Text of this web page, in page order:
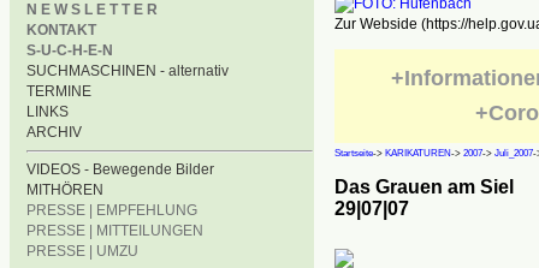
N E W S L E T T E R
KONTAKT
S-U-C-H-E-N
SUCHMASCHINEN - alternativ
TERMINE
LINKS
ARCHIV
VIDEOS - Bewegende Bilder
MITHÖREN
PRESSE | EMPFEHLUNG
PRESSE | MITTEILUNGEN
PRESSE | UMZU
Zur Webside (https://
Startseite-> KARIKATUREN-> 2007-> Juli_2007-
Das Grauen am Siel
29|07|07